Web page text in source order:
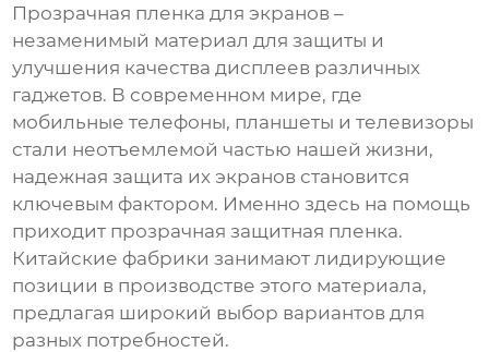
Прозрачная пленка для экранов –
незаменимый материал для защиты и
улучшения качества дисплеев различных
гаджетов. В современном мире, где
мобильные телефоны, планшеты и телевизоры
стали неотъемлемой частью нашей жизни,
надежная защита их экранов становится
ключевым фактором. Именно здесь на помощь
приходит прозрачная защитная пленка.
Китайские фабрики занимают лидирующие
позиции в производстве этого материала,
предлагая широкий выбор вариантов для
разных потребностей.